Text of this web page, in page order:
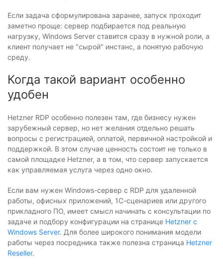
Если задача сформулирована заранее, запуск проходит
заметно проще: сервер подбирается под реальную
нагрузку, Windows Server ставится сразу в нужной роли, а
клиент получает не "сырой" инстанс, а понятую рабочую
среду.
Когда такой вариант особенно
удобен
Hetzner RDP особенно полезен там, где бизнесу нужен
зарубежный сервер, но нет желания отдельно решать
вопросы с регистрацией, оплатой, первичной настройкой и
поддержкой. В этом случае ценность состоит не только в
самой площадке Hetzner, а в том, что сервер запускается
как управляемая услуга через одно окно.
Если вам нужен Windows-сервер с RDP для удаленной
работы, офисных приложений, 1С-сценариев или другого
прикладного ПО, имеет смысл начинать с консультации по
задаче и подбору конфигурации на странице Hetzner с
Windows Server. Для более широкого понимания модели
работы через посредника также полезна страница Hetzner
Reseller.